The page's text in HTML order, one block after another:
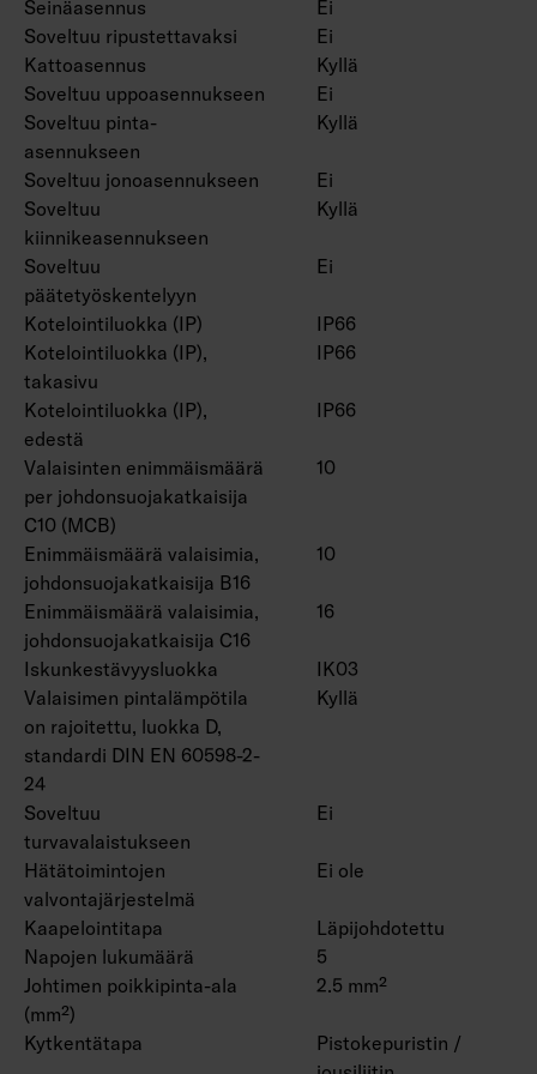
1-10V, Swich DIM, Radar. Tilauksesta CRI >90.
Seinäasennus
Ei
Soveltuu ripustettavaksi
Ei
Kattoasennus
Kyllä
Soveltuu uppoasennukseen
Ei
Soveltuu pinta-
asennukseen
Kyllä
Soveltuu jonoasennukseen
Ei
Soveltuu
kiinnikeasennukseen
Kyllä
Soveltuu
päätetyöskentelyyn
Ei
Kotelointiluokka (IP)
IP66
Kotelointiluokka (IP),
takasivu
IP66
Kotelointiluokka (IP),
edestä
IP66
Valaisinten enimmäismäärä
per johdonsuojakatkaisija
C10 (MCB)
10
Enimmäismäärä valaisimia,
johdonsuojakatkaisija B16
10
Enimmäismäärä valaisimia,
johdonsuojakatkaisija C16
16
Iskunkestävyysluokka
IK03
Valaisimen pintalämpötila
on rajoitettu, luokka D,
standardi DIN EN 60598-2-
24
Kyllä
Soveltuu
turvavalaistukseen
Ei
Hätätoimintojen
valvontajärjestelmä
Ei ole
Kaapelointitapa
Läpijohdotettu
Napojen lukumäärä
5
Johtimen poikkipinta-ala
(mm²)
2.5 mm²
Kytkentätapa
Pistokepuristin /